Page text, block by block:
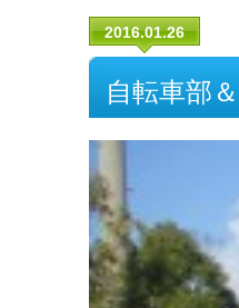
2016.01.26
自転車部